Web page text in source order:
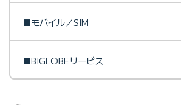
■モバイル／SIM
■BIGLOBEサービス